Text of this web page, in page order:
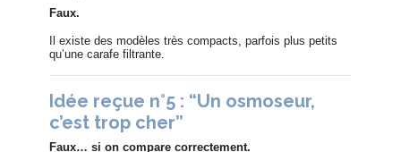
Faux.
Il existe des modèles très compacts, parfois plus petits
qu’une carafe filtrante.
Idée reçue n°5 : “Un osmoseur,
c’est trop cher”
Faux… si on compare correctement.